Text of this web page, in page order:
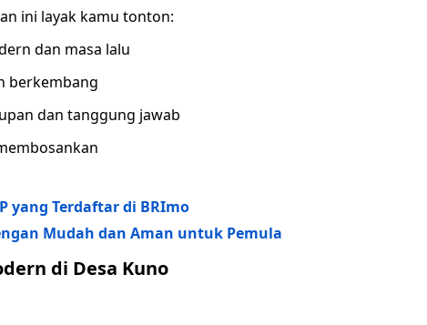
ini layak kamu tonton:
dan masa lalu
berkembang
dan tanggung jawab
yang Terdaftar di BRImo
Mudah dan Aman untuk Pemula
di Desa Kuno